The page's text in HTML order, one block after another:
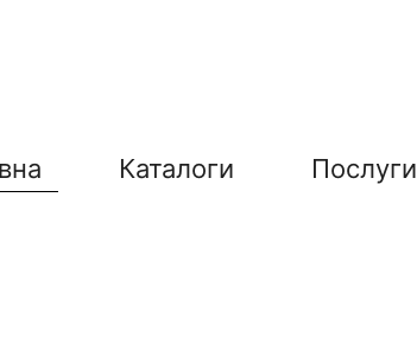
Каталоги Послуги